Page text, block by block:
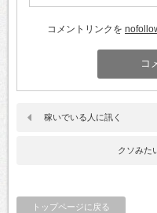
コメントリンクを
稼いでいる人に訊く
クソみた
トップページに戻る